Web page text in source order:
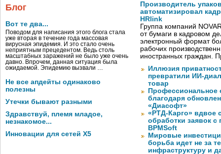
Блог
Вот те два...
Поводом для написания этого блога стала
уже вторая в течение года массовая
вирусная эпидемия. И это стало очень
неприятным прецедентом. Ведь столь
масштабных заражений не было уже очень
давно. Впрочем, данная ситуация была
ожидаемой. Эпидемию вызвали …
Не все апдейты одинаково
полезны
Утечки бывают разными
Здравствуй, племя младое,
незнакомое...
Инновации для сетей X5
Производитель
автоматизировал
HRlink
Группа компаний
от бумаги в кадровом
электронный формат
рабочих
иностранных граждан.
Иллюзия
превратили ИИ-
товар
Профессиональное
благодаря
«Диасофт»
«РТД-Карго» вдвое
обработки заявок
BPMSoft
Мировые
борьба идет не за
инфраструктуру и